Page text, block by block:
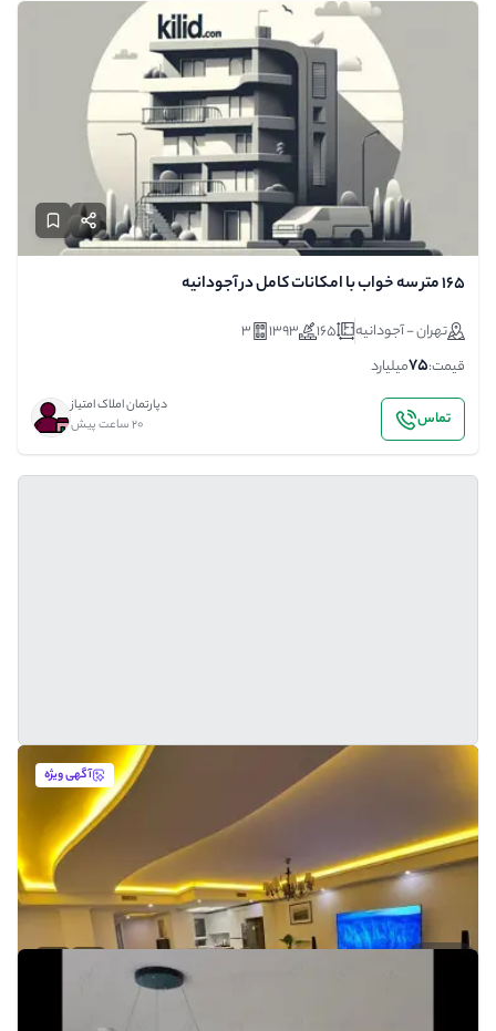
۱۶۵ متر سه خواب با امکانات کامل در آجودانیه
تهران - آجودانیه 165
1393
3
قیمت:75میلیارد
تماس
دپارتمان املاک امتیاز
20 ساعت پیش
آگهی ویژه